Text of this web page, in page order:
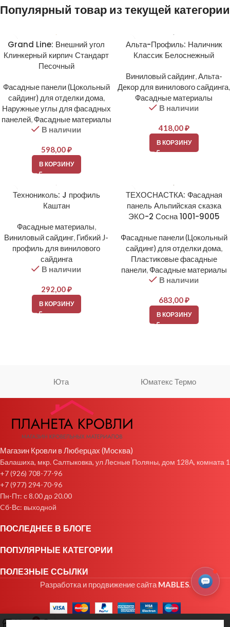
Популярный товар из текущей категории
Grand Line: Внешний угол
Клинкерный кирпич Стандарт
Песочный
Фасадные панели (Цокольный
сайдинг) для отделки дома,
Наружные углы для фасадных
панелей, Фасадные материалы
В наличии
598,00₽
В КОРЗИНУ
Альта-Профиль: Наличник
Классик Белоснежный
Виниловый сайдинг,Альта-
Декор для винилового сайдинга,
Фасадные материалы
В наличии
418,00₽
В КОРЗИНУ
Технониколь: J профиль
Каштан
Фасадные материалы,
Виниловый сайдинг, Гибкий J-
профиль для винилового
сайдинга
В наличии
292,00₽
В КОРЗИНУ
ТЕХОСНАСТКА: Фасадная
панель Альпийская сказка
ЭКО-2 Сосна 1001-9005
Фасадные панели (Цокольный
сайдинг) для отделки дома,
Пластиковые фасадные
панели, Фасадные материалы
В наличии
683,00₽
В КОРЗИНУ
Юта Юматекс Термо
Магазин Кровли в Люберцах (Москва)
Балашиха, мкр. Салтыковка, ул Лесные Поляны, дом 128А, комната 1
+7 (926) 708-77-96
+7 (977) 294-70-96
Пн-Пт: с 8.00 до 20.00
Cб-Вс: выходной
ПОСЛЕДНЕЕ В БЛОГЕ
ПОПУЛЯРНЫЕ КАТЕГОРИИ
ПОЛЕЗНЫЕ ССЫЛКИ
Разработка и продвижение сайтаMABLES.
0